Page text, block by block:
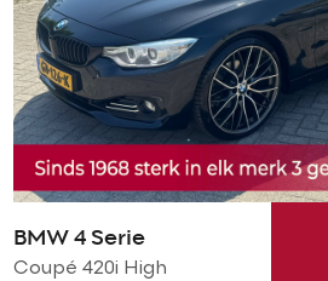
BMW 4 Serie
Coupé 420i High